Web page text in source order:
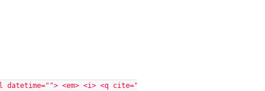
<em> <i> <q cite=""> <s> <strike> <strong>